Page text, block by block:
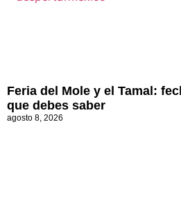
Feria del Mole y el Tamal:
que debes saber
agosto 8, 2026